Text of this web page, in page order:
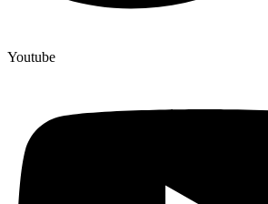
Youtube